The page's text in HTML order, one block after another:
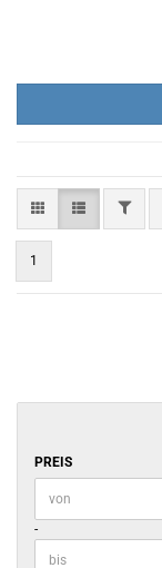
1
PREIS
PREIS
Preis bis
-